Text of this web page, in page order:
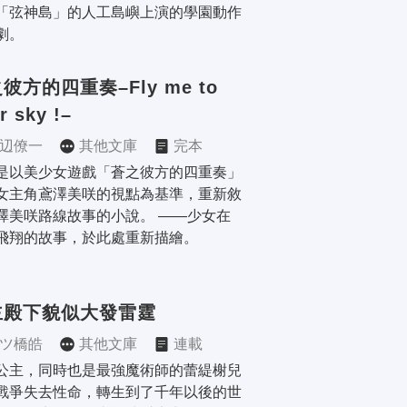
弦神島」的人工島嶼上演的學園動作
。
彼方的四重奏–Fly me to
sky !–
僚一 其他文庫
完本
以美少女遊戲「蒼之彼方的四重奏」
主角鳶澤美咲的視點為基準，重新敘
美咲路線故事的小說。 ——少女在
翔的故事，於此處重新描繪。
下貌似大發雷霆
橋皓 其他文庫
連載
主，同時也是最強魔術師的蕾緹榭兒
爭失去性命，轉生到了千年以後的世